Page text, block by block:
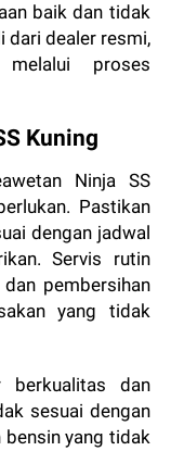
baik dan tidak
dari dealer resmi,
proses
Kuning
Ninja SS
Pastikan
dengan jadwal
Servis rutin
pembersihan
yang tidak
berkualitas dan
sesuai dengan
bensin yang tidak